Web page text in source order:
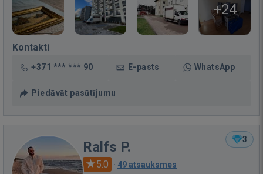
+24
Kontakti
+371 *** *** 90 E-pasts WhatsApp
Piedāvāt pasūtījumu
3
Ralfs P.
5.0 · 49 atsauksmes